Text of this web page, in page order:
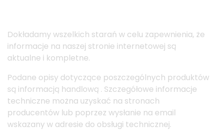
Dokładamy wszelkich starań w celu zapewnienia, że
informacje na naszej stronie internetowej są
aktualne i kompletne.
Podane opisy dotyczące poszczególnych produktów
są informacją handlową . Szczegółowe informacje
techniczne można uzyskać na stronach
producentów lub poprzez wysłanie na email
wskazany w adresie do obsługi technicznej.